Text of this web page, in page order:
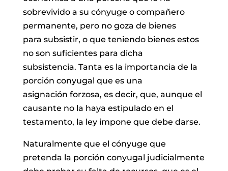
sobrevivido a su cónyuge o compañero
permanente, pero no goza de bienes
para subsistir, o que teniendo bienes estos
no son suficientes para dicha
subsistencia. Tanta es la importancia de la
porción conyugal que es una
asignación forzosa, es decir, que, aunque el
causante no la haya estipulado en el
testamento, la ley impone que debe darse.
Naturalmente que el cónyuge que
pretenda la porción conyugal judicialmente